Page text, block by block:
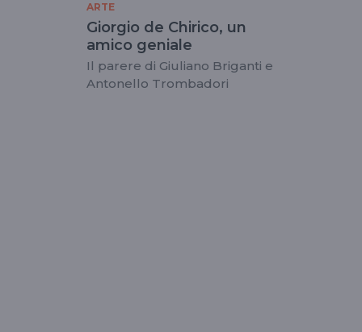
ARTE
Giorgio de Chirico, un
amico geniale
Il parere di Giuliano Briganti e
Antonello Trombadori